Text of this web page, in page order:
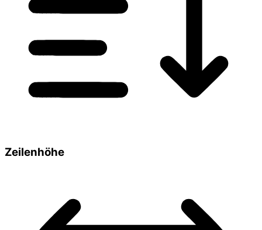
Zeilenhöhe